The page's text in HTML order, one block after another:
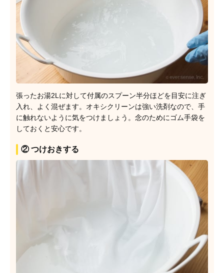
張ったお湯2Lに対して付属のスプーン半分ほどを目安に注ぎ
入れ、よく混ぜます。オキシクリーンは強い洗剤なので、手
に触れないように気をつけましょう。念のためにゴム手袋を
しておくと安心です。
② つけおきする